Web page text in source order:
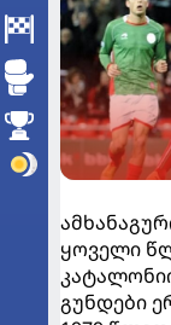
ყოველი
გუნდები